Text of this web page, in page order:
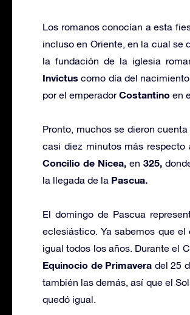
Los romanos conocían a esta
incluso en Oriente, en la cual se
la fundación de la iglesia
Invictus como día del
por el emperadorCostantino en
Pronto, muchos se dieron cuenta
casi diez minutos más respecto
Concilio de Nicea, en 325,
la llegada de la Pascua.
El domingo de Pascua
eclesiástico. Ya sabemos que el
igual todos los años. Durante el
Equinocio de Primavera del 25
también las demás, así que el
quedó igual.